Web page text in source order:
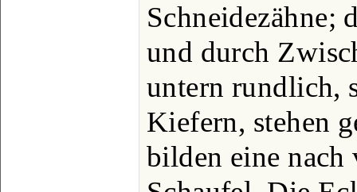
Schneidezähne;
und durch
untern rundlich,
Kiefern, stehen
bilden eine nach